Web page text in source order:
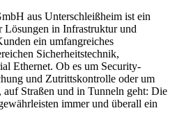
aus Unterschleißheim ist ein
in Infrastruktur und
ein umfangreiches
Sicherheitstechnik,
Ethernet. Ob es um Security-
und Zutrittskontrolle oder um
Straßen und in Tunneln geht: Die
immer und überall ein